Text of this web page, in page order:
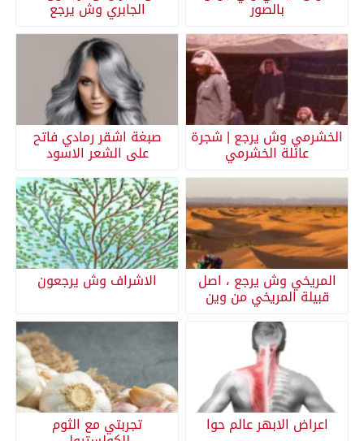
بالصور الجابري وش يرجع
الخشرمي وش يرجع | شجرة
عائلة الخشرمي
صبغة اشقر رمادي فاتح
على الشعر الاسود
المريخي وش يرجع ، اصل
قبيلة المريخي من وين
الاشراف وش يرجعون
اعراض الابهر عالم حوا تجربتي مع الثوم